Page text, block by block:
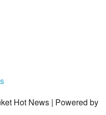
Hot News | Powered by